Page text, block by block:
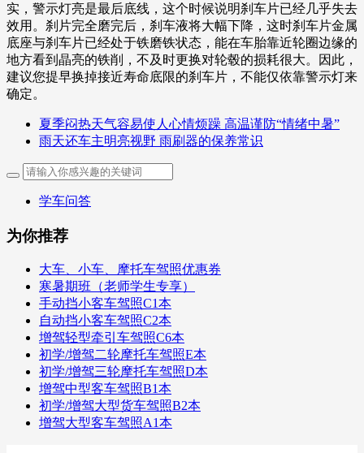
实，警示灯亮是最后底线，这个时候说明刹车片已经几乎失去
效用。刹片完全磨完后，刹车液将大幅下降，这时刹车片金属
底座与刹车片已经处于铁磨铁状态，能在车胎靠近轮圈边缘的
地方看到晶亮的铁削，不及时更换对轮毂的损耗很大。因此，
建议您提早换掉接近寿命底限的刹车片，不能仅依靠警示灯来
确定。
夏季闷热天气容易使人心情烦躁 高温谨防“情绪中暑”
雨天还车主明亮视野 雨刷器的保养常识
学车问答
为你推荐
大车、小车、摩托车驾照优惠券
寒暑期班（老师学生专享）
手动挡小客车驾照C1本
自动挡小客车驾照C2本
增驾轻型牵引车驾照C6本
初学/增驾二轮摩托车驾照E本
初学/增驾三轮摩托车驾照D本
增驾中型客车驾照B1本
初学/增驾大型货车驾照B2本
增驾大型客车驾照A1本